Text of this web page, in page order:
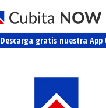
Descarga gratis nuestra App